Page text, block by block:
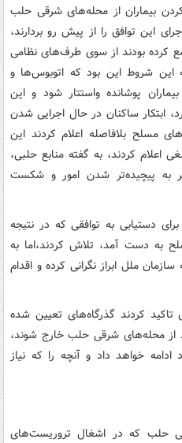
بیماران از محله‌های شرقی حلب
این توافق را از پیش رو بردارند،
کرده بودند از سوی طرف‌های نظامی
شروط این بود که اتوبوس‌ها و
پوشانده واستتار شود و این
ابتکار ساکنان در حال اجرایی شدن
مسلح بلافاصله اعلام کردند این
اعلام کردند، به گفته منابع حلبی،
به پیچیده‌تر شدن امور و شکست
دستیابی به توافقی که در نتیجه
به دست آمد، تلاش کردند،‌اما به
ملل ابراز نگرانی کرده و اقدام
کردند گذرگاه‌های تعیین شده
از محله‌های شرقی حلب خارج شوند،
خواهد داد و آنچه را که نیاز
حلب که در اشغال تروریست‌های